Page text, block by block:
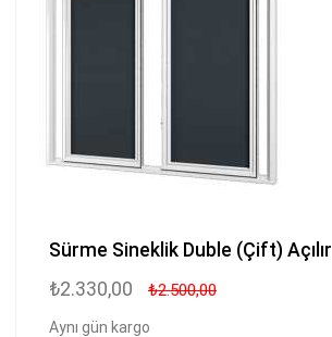
Sürme Sineklik Duble (Çift) Açılır
₺2.330,00 ₺2.500,00
Aynı gün kargo